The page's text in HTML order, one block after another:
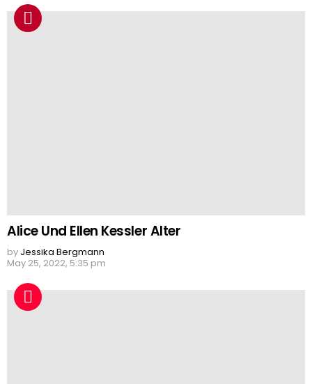
Alice Und Ellen Kessler Alter
by Jessika Bergmann
May 25, 2022, 5:35 pm